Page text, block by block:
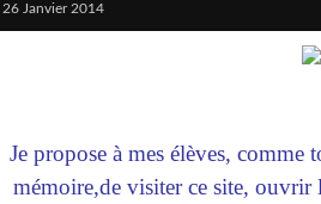
26 Janvier 2014
Je propose à mes élèves, comme
mémoire,de visiter ce site,